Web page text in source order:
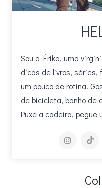
Sou a Érika, uma
dicas de livros, séries,
um pouco de rotina.
de bicicleta, banho de
Puxe a cadeira, pegue